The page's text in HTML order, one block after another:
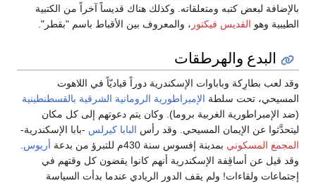
بالإضافة لبعض كتبه ومتعلقاته. وكذلك هناك قديساً آخراً من الكتبية
الطيبية وهو القديس فيكتور ، والمعروف بين الأقباط باسم "بقطر".
البدع والهرطقات
وقد لعب بطارِكة وباباوات الإسكندرية دوراً قياديّاً في اللاهوت
المسيحي، تحت سلطة الإمبراطورية الرومانية الشرقية بالقسطنطينية
(ضد الإمبراطورية الغربية بروما). وكان يتم دعوتهم إلى كل مكان
ليتحدَّثوا عن الإيمان المسيحي. وقد رأس البابا كيرلس -بابا الإسكندرية-
المجمع المسكوني بمدينة إفسوس سنة 430م للتبرؤ من بدعة أريوس.
وقد قيل عن أساقِفة الإسكندرية أنهم كانوا يقضون كل وقتهم في
إجتماعات ولقاءات! ولم يقف الدور الريادي عندما بدأت السياسة